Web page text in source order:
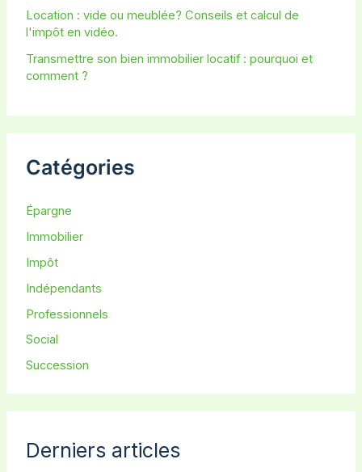
Location : vide ou meublée? Conseils et calcul de
l'impôt en vidéo.
Transmettre son bien immobilier locatif : pourquoi et
comment ?
Catégories
Épargne
Immobilier
Impôt
Indépendants
Professionnels
Social
Succession
Derniers articles